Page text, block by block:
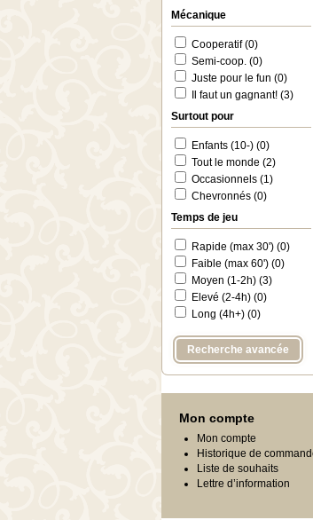
Mécanique
Cooperatif (0)
Semi-coop. (0)
Juste pour le fun (0)
Il faut un gagnant! (3)
Surtout pour
Enfants (10-) (0)
Tout le monde (2)
Occasionnels (1)
Chevronnés (0)
Temps de jeu
Rapide (max 30') (0)
Faible (max 60') (0)
Moyen (1-2h) (3)
Elevé (2-4h) (0)
Long (4h+) (0)
Recherche avancée
Mon compte
Mon compte
Historique de
Liste de souhaits
Lettre d’information